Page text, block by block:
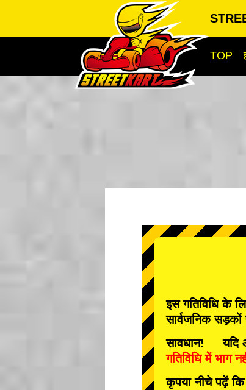
TOP
इस गतिविधि के
सार्वजनिक
सावधान! यदि
गतिविधि में भाग
कृपया नीचे पढ़ें